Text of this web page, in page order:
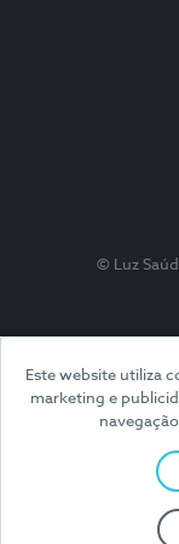
Este website utiliza
marketing e
© Luz